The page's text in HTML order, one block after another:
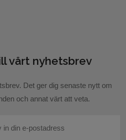
vårt nyhetsbrev
Det ger dig senaste nytt om
och annat värt att veta.